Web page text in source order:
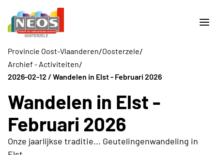
Provincie Oost-Vlaanderen/Oosterzele/
Archief - Activiteiten/
2026-02-12 / Wandelen in Elst - Februari 2026
Wandelen in Elst -
Februari 2026
Onze jaarlijkse traditie... Geutelingenwandeling in